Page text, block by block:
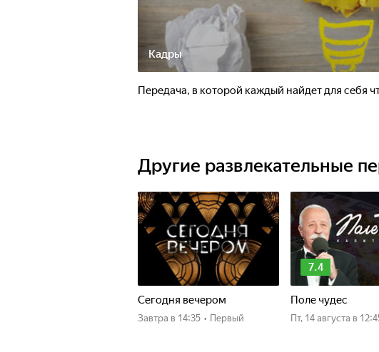
Кадры
Передача, в которой каждый найдет для себя
Другие развлекательные
Сегодня вечером
Завтра в 14:35 • Первый
7.4
Поле чудес
пт, 14 августа в